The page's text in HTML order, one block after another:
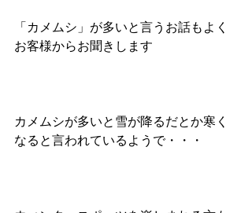
「カメムシ」が多いと言うお話もよく
お客様からお聞きします
カメムシが多いと雪が降るだとか寒く
なると言われているようで・・・